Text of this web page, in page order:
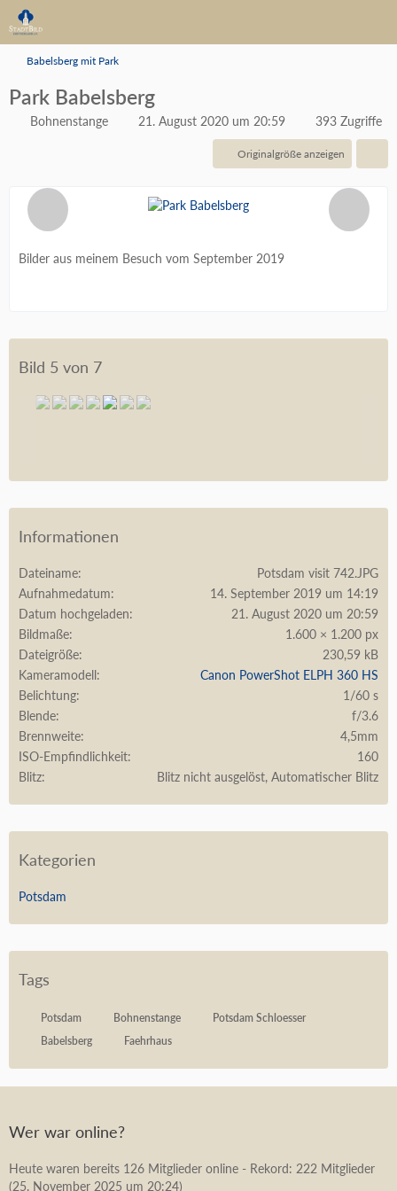
Babelsberg mit Park
Park Babelsberg
Bohnenstange 21. August 2020 um 20:59 393 Zugriffe
Originalgröße anzeigen
Bilder aus meinem Besuch vom September 2019
Bild 5 von 7
Informationen
Dateiname
Potsdam visit 742.JPG
Aufnahmedatum
14. September 2019 um 14:19
Datum hochgeladen
21. August 2020 um 20:59
Bildmaße
1.600 × 1.200 px
Dateigröße
230,59 kB
Kameramodell
Canon PowerShot ELPH 360 HS
Belichtung
1/60 s
Blende
f/3.6
Brennweite
4,5mm
ISO-Empfindlichkeit
160
Blitz
Blitz nicht ausgelöst, Automatischer Blitz
Kategorien
Potsdam
Tags
Potsdam Bohnenstange
Potsdam Schloesser
Babelsberg
Faehrhaus
Wer war online?
Heute waren bereits 126 Mitglieder online - Rekord: 222 Mitglieder
(25. November 2025 um 20:24)